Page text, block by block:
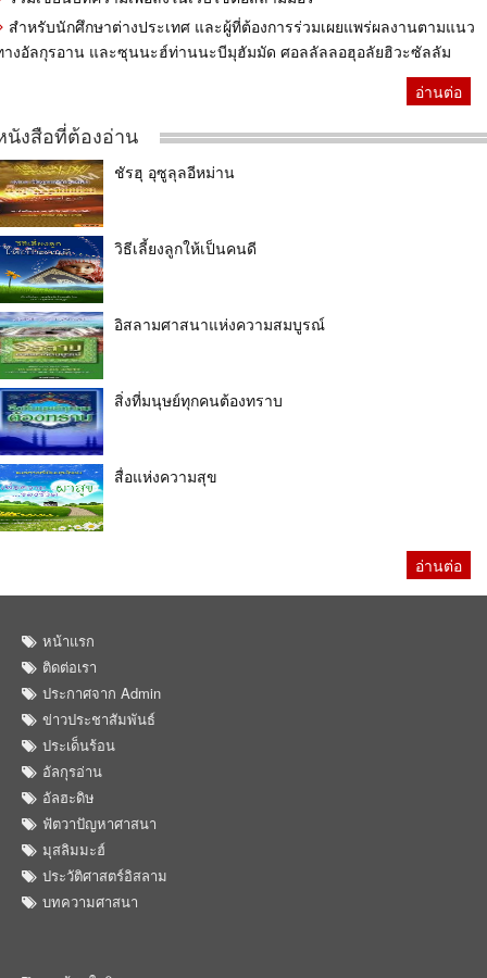
สำหรับนักศึกษาต่างประเทศ และผู้ที่ต้องการร่วมเผยแพร่ผลงานตามแนว
างอัลกุรอาน และซุนนะฮ์ท่านนะบีมุฮัมมัด ศอลลัลลอฮุอลัยฮิวะซัลลัม
อ่านต่อ
นังสือที่ต้องอ่าน
ชัรฮุ อุซูลุลอีหม่าน
วิธีเลี้ยงลูกให้เป็นคนดี
อิสลามศาสนาแห่งความสมบูรณ์
สิ่งที่มนุษย์ทุกคนต้องทราบ
สื่อแห่งความสุข
อ่านต่อ
หน้าแรก
ติดต่อเรา
ประกาศจาก Admin
ข่าวประชาสัมพันธ์
ประเด็นร้อน
อัลกุรอ่าน
อัลฮะดิษ
ฟัตวาปัญหาศาสนา
มุสลิมมะฮ์
ประวัติศาสตร์อิสลาม
บทความศาสนา